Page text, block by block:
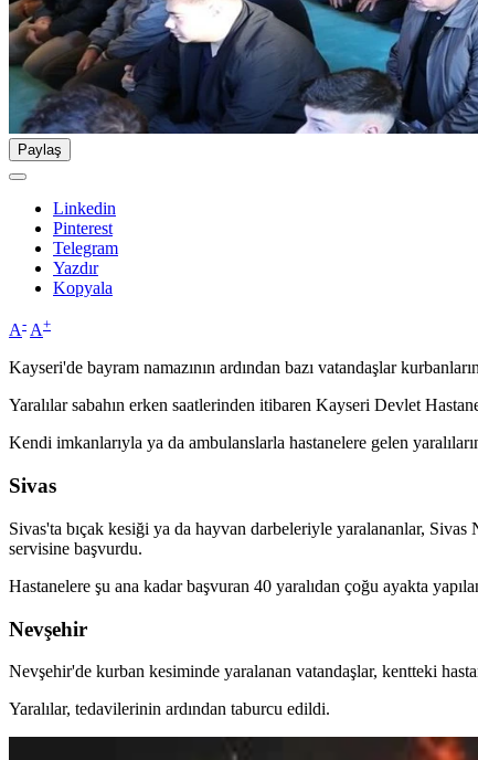
Paylaş
Linkedin
Pinterest
Telegram
Yazdır
Kopyala
A- A+
Kayseri'de bayram namazının ardından bazı vatandaşlar
Yaralılar sabahın erken saatlerinden itibaren Kayseri Devlet
Kendi imkanlarıyla ya da ambulanslarla hastanelere gelen
Sivas
Sivas'ta bıçak kesiği ya da hayvan darbeleriyle yaralananlar,
servisine başvurdu.
Hastanelere şu ana kadar başvuran 40 yaralıdan çoğu ayakta
Nevşehir
Nevşehir'de kurban kesiminde yaralanan vatandaşlar, kentteki
Yaralılar, tedavilerinin ardından taburcu edildi.